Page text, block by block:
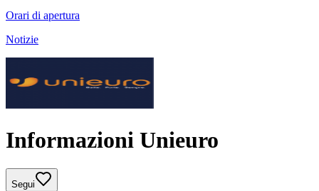
Orari di apertura
Notizie
Informazioni Unieuro
Segui